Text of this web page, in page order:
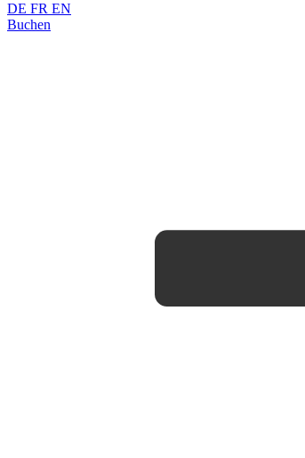
DE FR EN
Buchen